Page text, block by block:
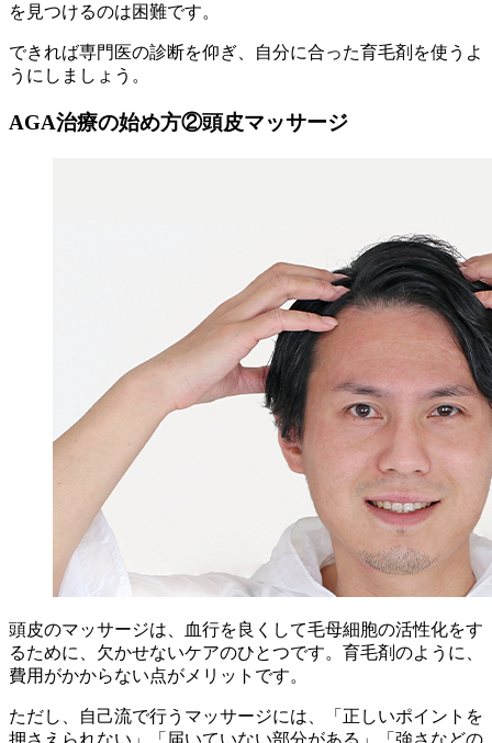
を見つけるのは困難です。
できれば専門医の診断を仰ぎ、自分に合った育毛剤を使うよ
うにしましょう。
AGA治療の始め方②頭皮マッサージ
頭皮のマッサージは、血行を良くして毛母細胞の活性化をす
るために、欠かせないケアのひとつです。育毛剤のように、
費用がかからない点がメリットです。
ただし、自己流で行うマッサージには、「正しいポイントを
押さえられない」「届いていない部分がある」「強さなどの